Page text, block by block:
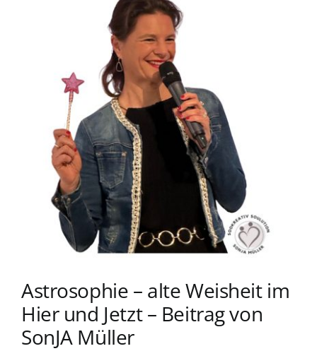
Astrosophie – alte Weisheit im
Hier und Jetzt – Beitrag von
SonJA Müller